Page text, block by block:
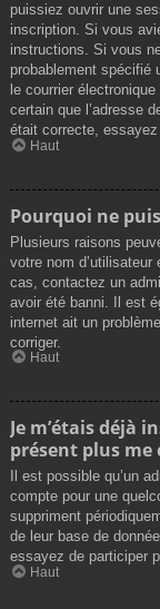
puissiez ouvrir une
inscription. Si vous
instructions. Si vous
probablement spécifié
le courrier
certain que l’adresse
était correcte,
Haut
Pourquoi ne
Plusieurs raisons
votre nom
cas, contactez un
avoir été banni. Il est
internet ait un
corriger.
Haut
Je m’étais déjà
présent plus me
Il est possible qu’un
compte pour une
suppriment
de leur base de
essayez de participer
Haut